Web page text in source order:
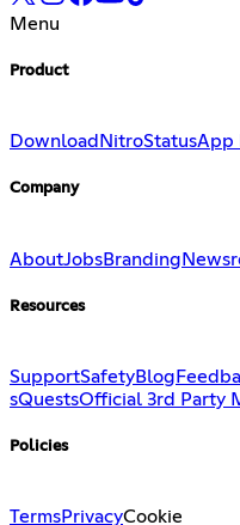
Menu
Product
Download NitroStatusApp
Company
AboutJobsBranding
Resources
SupportSafetyBlog
sQuestsOfficial 3rd Party
Policies
TermsPrivacyCookie